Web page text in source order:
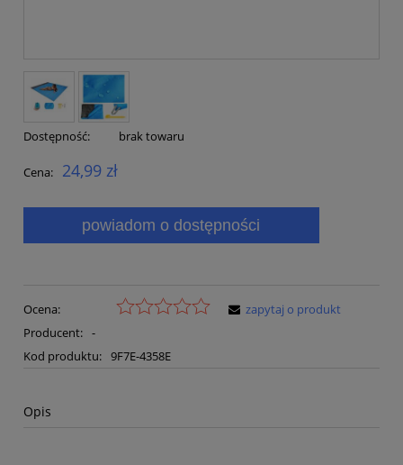
Dostępność: brak towaru
Cena: 24,99 zł
powiadom o dostępności
Ocena:
Producent: -
Kod produktu: 9F7E-4358E
zapytaj o produkt
Opis